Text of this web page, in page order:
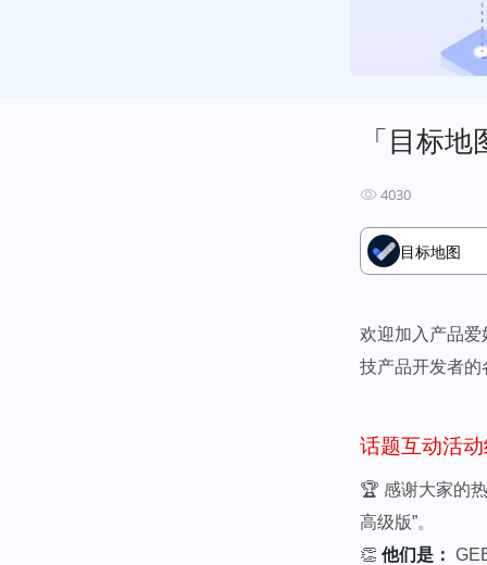
「目标
4030
目标地图
欢迎加入产品爱
技产品开发者的
话题互动活
🏆 感谢大家的
高级版”。
👏 他们是：